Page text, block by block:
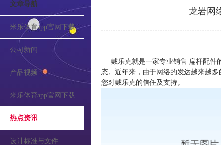
文章导航
米乐体育app官网下载的介绍
公司新闻
产品视频
米乐体育app官网下载的公告
热点资讯
设计标准与文件
龙岩网
戴乐克就是一家专业销售 扁杆配件
态。近年来，由于网络的发达越来越
您对戴乐克的信任及支持。